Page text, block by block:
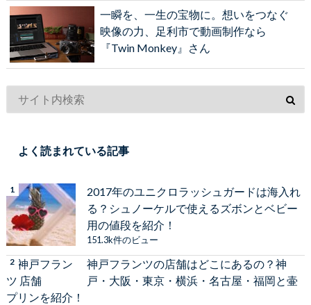
一瞬を、一生の宝物に。想いをつなぐ
映像の力、足利市で動画制作なら
『Twin Monkey』さん
よく読まれている記事
2017年のユニクロラッシュガードは海入れ
る？シュノーケルで使えるズボンとベビー
用の値段を紹介！
151.3k件のビュー
神戸フランツの店舗はどこにあるの？神
戸・大阪・東京・横浜・名古屋・福岡と壷
プリンを紹介！